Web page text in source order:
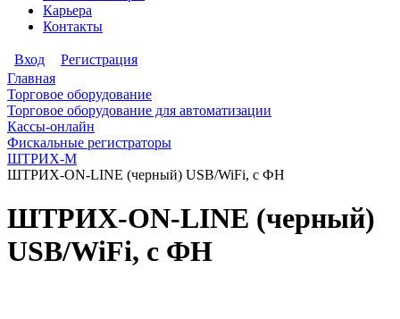
Карьера
Контакты
Вход
Регистрация
Главная
Торговое оборудование
Торговое оборудование для автоматизации
Кассы-онлайн
Фискальные регистраторы
ШТРИХ-М
ШТРИХ-ON-LINE (черный) USB/WiFi, с ФН
ШТРИХ-ON-LINE (черный)
USB/WiFi, с ФН